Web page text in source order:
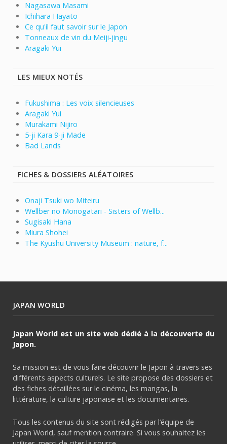
Nagasawa Masami
Ichihara Hayato
Ce qu'il faut savoir sur le Japon
Tonneaux de vin du Meiji-jingu
Aragaki Yui
LES MIEUX NOTÉS
Fukushima : Les voix silencieuses
Aragaki Yui
Murakami Nijiro
5-ji Kara 9-ji Made
Bad Lands
FICHES & DOSSIERS ALÉATOIRES
Onaji Tsuki wo Miteiru
Wellber no Monogatari - Sisters of Wellb...
Sugisaki Hana
Miura Shohei
The Kyushu University Museum : nature, f...
JAPAN WORLD
Japan World est un site web dédié à la découverte du
Japon.
Sa mission est de vous faire découvrir le Japon à travers ses
différents aspects culturels. Le site propose des dossiers et
des fiches détaillées sur le cinéma, les mangas, la
littérature, la culture japonaise et les documentaires.
Tous les contenus du site sont rédigés par l’équipe de
Japan World, sauf mention contraire. Si vous souhaitez les